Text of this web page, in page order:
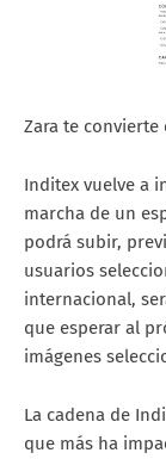
Zara te
Inditex vuelve a
marcha de un
podrá subir,
usuarios
internacional,
que esperar al
imágenes
La cadena de
que más ha